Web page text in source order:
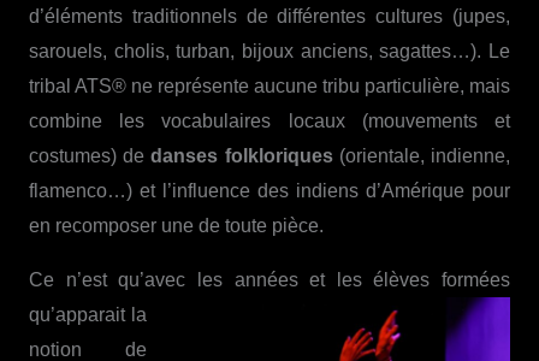
d’éléments traditionnels de différentes cultures (jupes,
sarouels, cholis, turban, bijoux anciens, sagattes…). Le
tribal ATS® ne représente aucune tribu particulière, mais
combine les vocabulaires locaux (mouvements et
costumes) dedanses folkloriques (orientale, indienne,
flamenco…) et l’influence des indiens d’Amérique pour
en recomposer une de toute pièce.
Ce n’est qu’avec les années etles élèves formées
qu’apparait la
notion de